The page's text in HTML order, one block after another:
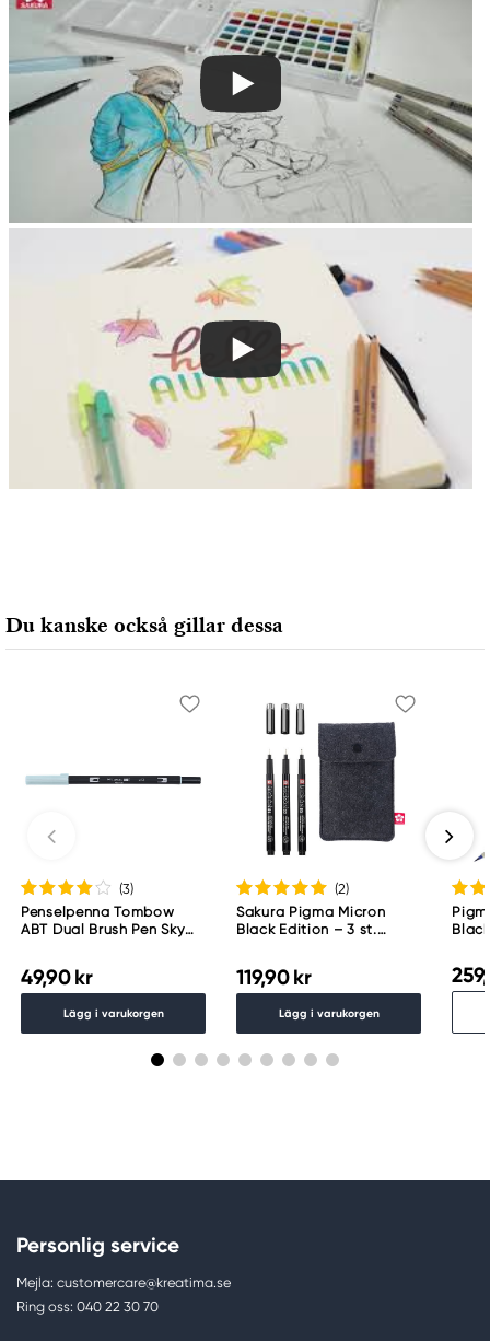
Du kanske också gillar dessa
(3)
Penselpenna Tombow
ABT Dual Brush Pen Sky
49,90 kr
Lägg i varukorgen
(2)
Sakura Pigma Micron
Black Edition – 3 st.
119,90 kr
Lägg i varukorgen
Black
Personlig service
Mejla: customercare@kreatima.se
Ring oss: 040 22 30 70